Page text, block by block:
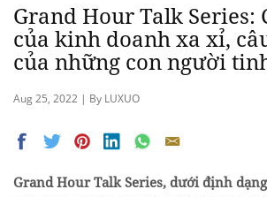
Grand Hour Talk Series:
của kinh doanh xa xỉ,
của những con người
Aug 25, 2022 | By LUXUO
Grand Hour Talk Series, dưới định